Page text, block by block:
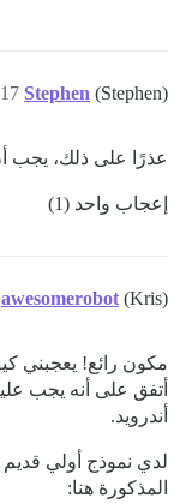
Stephen (Stephen)
17
عذرًا على ذلك، يجب
إعجاب واحد (1)
awesomerobot (Kris)
مكون رائع! يعجبني
أتفق على أنه يجب
أندرويد.
لدي نموذج أولي قديم
المذكورة هنا: